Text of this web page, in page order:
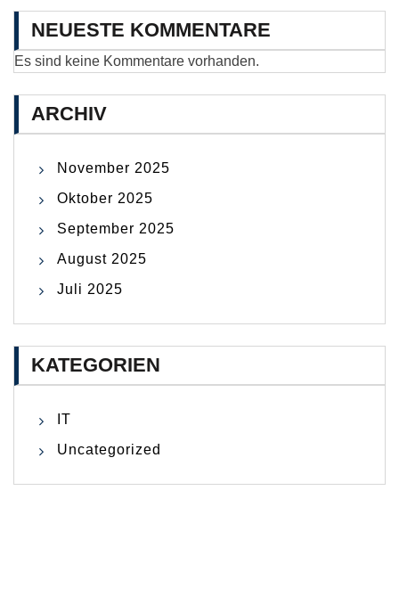
NEUESTE KOMMENTARE
Es sind keine Kommentare vorhanden.
ARCHIV
November 2025
Oktober 2025
September 2025
August 2025
Juli 2025
KATEGORIEN
IT
Uncategorized